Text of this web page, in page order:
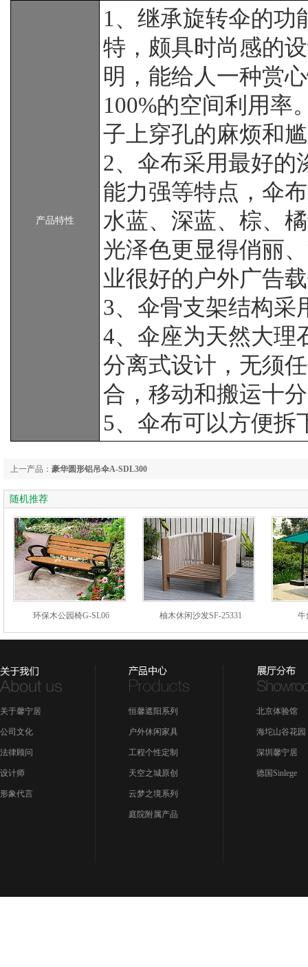
产品特性
1、继承旋转伞的功
特，颇具时尚感的
明，能给人一种赏
100%的空间利用率
子上穿孔的麻烦和
2、伞布采用最好的
能力强等特点，伞
水蓝、深蓝、棕、
光泽色更显得俏丽
业很好的户外广告
3、伞骨支架结构采
4、伞座为天然大理
分离式设计，无须
合，移动和搬运十
5、伞布可以方便拆
上一产品： 豪华圆形铝吊伞A-SDL300
随机推荐
环保木公园椅G-SL06 柚木休闲沙发SF-25331 牛
关于馨宁居
公司文化
法律顾问
设计师
形象代言
恒馨遮阳系列
户外休闲家具
工程个性定制
天空之城原创
云梦之境系列
庭院附属产品
北京体验馆
海坨山谷花园
深圳馨宁居
德国Sinlege